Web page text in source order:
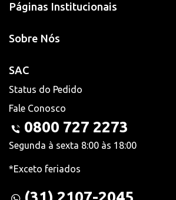
Páginas Institucionais
Sobre Nós
SAC
Status do Pedido
Fale Conosco
0800 727 2273
Segunda à sexta 8:00 às 18:00
*Exceto feriados